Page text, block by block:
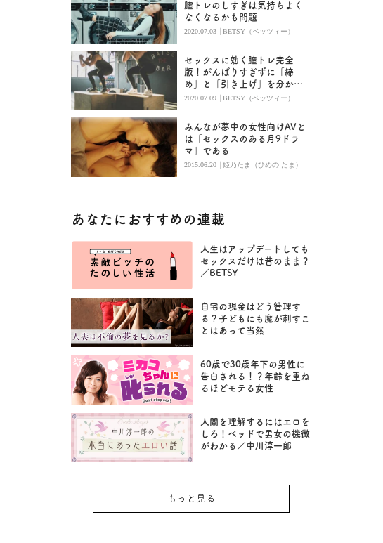
膣トレのしすぎは気持ちよく
なくなるかも問題
2020.07.03 | BETSY（ベッツィー）
セックスに効く膣トレ完全
版！がんばりすぎずに「締
め」と「引き上げ」を分かる
方法
2020.07.09 | BETSY（ベッツィー）
みんなが夢中の女性向けAVと
は「セックスのある月9ドラ
マ」である
2015.06.20 | 姫乃たま（ひめの たま）
あなたにおすすめの連載
人生はアップデートしても
セックスだけは昔のまま？
／BETSY
自宅の現金はどう管理す
る？子どもにも魔が刺すこ
とはあって当然
60歳で30歳年下の男性に
告白される！？年齢を重ね
るほどモテる女性
人間を理解するにはエロを
しろ！ベッドで男女の機微
がわかる／中川淳一郎
もっと見る